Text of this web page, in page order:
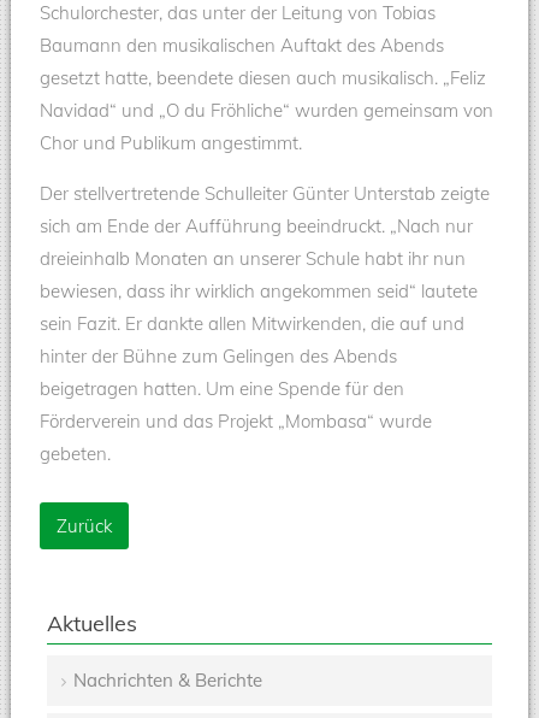
Schulorchester, das unter der Leitung von Tobias
Baumann den musikalischen Auftakt des Abends
gesetzt hatte, beendete diesen auch musikalisch. „Feliz
Navidad“ und „O du Fröhliche“ wurden gemeinsam von
Chor und Publikum angestimmt.
Der stellvertretende Schulleiter Günter Unterstab zeigte
sich am Ende der Aufführung beeindruckt. „Nach nur
dreieinhalb Monaten an unserer Schule habt ihr nun
bewiesen, dass ihr wirklich angekommen seid“ lautete
sein Fazit. Er dankte allen Mitwirkenden, die auf und
hinter der Bühne zum Gelingen des Abends
beigetragen hatten. Um eine Spende für den
Förderverein und das Projekt „Mombasa“ wurde
gebeten.
Zurück
Aktuelles
Nachrichten & Berichte